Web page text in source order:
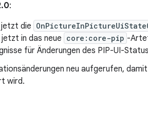
:
die
in das neue core:core-pip -
für Änderungen des PIP-UI-
neu aufgerufen,
wird.